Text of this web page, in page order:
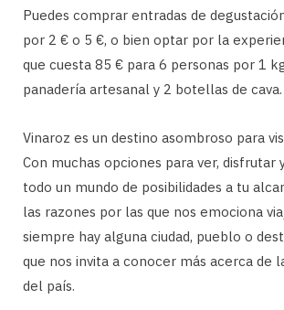
Puedes comprar entradas de
por 2 € o 5 €, o bien optar por la
que cuesta 85 € para 6 personas por 1
panadería artesanal y 2 botellas de cava.
Vinaroz es un destino asombroso para
Con muchas opciones para ver, disfrutar
todo un mundo de posibilidades a tu
las razones por las que nos emociona
siempre hay alguna ciudad, pueblo o
que nos invita a conocer más acerca de
del país.